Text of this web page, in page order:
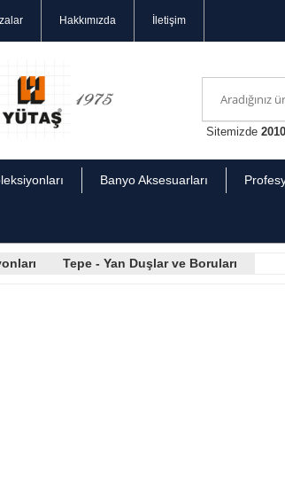
Hakkımızda İletişim
Sitemizde2010
Banyo Aksesuarları
Tepe - Yan Duşlar ve Boruları